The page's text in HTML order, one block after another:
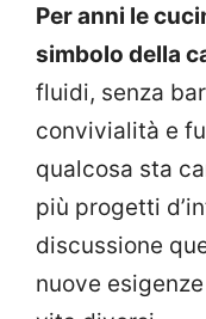
Per anni le
simbolo della
fluidi, senza
convivialità e
qualcosa sta
più progetti
discussione
nuove